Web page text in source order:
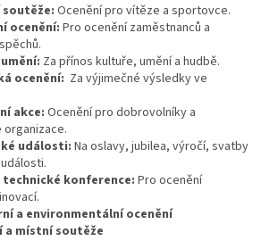
Ocenění pro vítěze a sportovce.
ocenění: Pro ocenění zaměstnanců a
Za přínos kultuře, umění a hudbě.
ocenění: Za výjimečné výsledky ve
akce: Ocenění pro dobrovolníky a
události: Na oslavy, jubilea, výročí, svatby
technické konference: Pro ocenění
a environmentální ocenění
a místní soutěže